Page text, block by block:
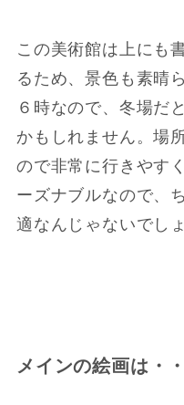
この美術館は上にも
るため、景色も素晴
６時なので、冬場だ
かもしれません。場
ので非常に行きやす
ーズナブルなので、
適なんじゃないでし
メインの絵画は・・